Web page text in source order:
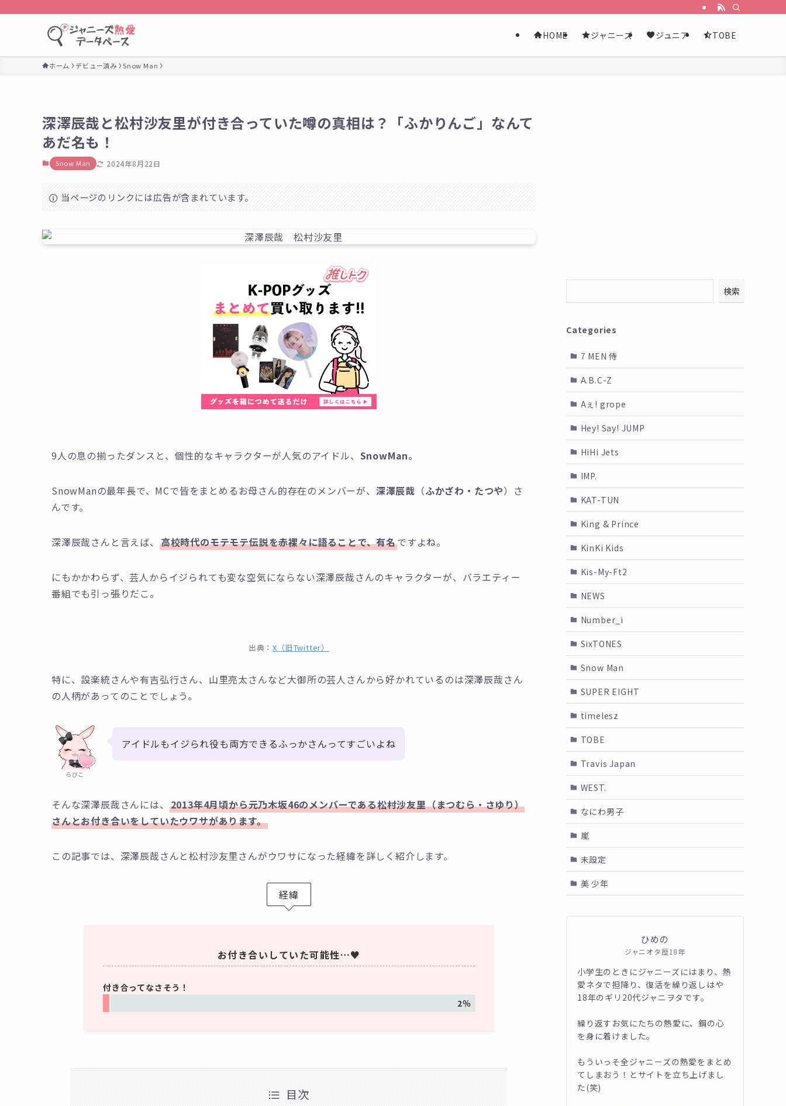
HOME ジャニーズ ジュニア TOBE
ホーム デビュー済み Snow Man
深澤辰哉と松村沙友里が付き合っていた噂の真相は？「ふかりんご」なんて
あだ名も！
Snow Man 2024年8月22日
当ページのリンクには広告が含まれています。
9人の息の揃ったダンスと、個性的なキャラクターが人気のアイドル、 SnowMan。
SnowManの最年長で、MCで皆をまとめるお母さん的存在のメンバーが、 深澤辰哉 （ふかざわ・たつや）さ
んです。
深澤辰哉さんと言えば、 高校時代のモテモテ伝説を赤裸々に語ることで、有名ですよね。
にもかかわらず、芸人からイジられても変な空気にならない深澤辰哉さんのキャラクターが、バラエティー
番組でも引っ張りだこ。
出典：X（旧Twitter）
特に、設楽統さんや有吉弘行さん、山里亮太さんなど大御所の芸人さんから好かれているのは深澤辰哉さん
の人柄があってのことでしょう。
らびこ
アイドルもイジられ役も両方できるふっかさんってすごいよね
そんな深澤辰哉さんには、 2013年4月頃から元乃木坂46のメンバーである松村沙友里（まつむら・さゆり）
さんとお付き合いをしていたウワサがあります。
この記事では、深澤辰哉さんと松村沙友里さんがウワサになった経緯を詳しく紹介します。
経緯
お付き合いしていた可能性…♥
付き合ってなさそう！
2％
目次
検索
Categories
7 MEN 侍
A.B.C-Z
Aぇ! grope
Hey! Say! JUMP
HiHi Jets
IMP.
KAT-TUN
King & Prince
KinKi Kids
Kis-My-Ft2
NEWS
Number_i
SixTONES
Snow Man
SUPER EIGHT
timelesz
TOBE
Travis Japan
WEST.
なにわ男子
嵐
未設定
美 少年
ひめの
ジャニオタ歴18年
小学生のときにジャニーズにはまり、熱
愛ネタで担降り、復活を繰り返しはや
18年のギリ20代ジャニヲタです。
繰り返すお気にたちの熱愛に、鋼の心
を身に着けました。
もういっそ全ジャニーズの熱愛をまとめ
てしまおう！とサイトを立ち上げまし
た(笑)